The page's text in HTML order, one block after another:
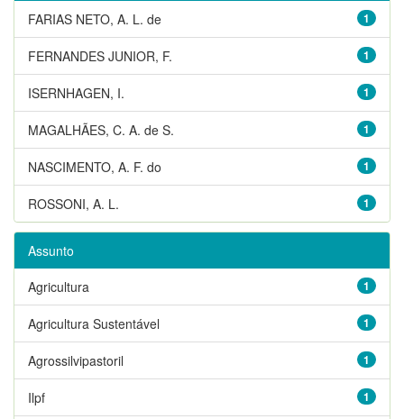
1
FARIAS NETO, A. L. de
1
FERNANDES JUNIOR, F.
1
ISERNHAGEN, I.
1
MAGALHÃES, C. A. de S.
1
NASCIMENTO, A. F. do
1
ROSSONI, A. L.
Assunto
1
Agricultura
1
Agricultura Sustentável
1
Agrossilvipastoril
1
Ilpf